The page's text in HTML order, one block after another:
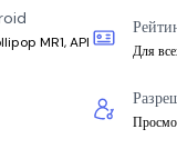
MR1, API
Для